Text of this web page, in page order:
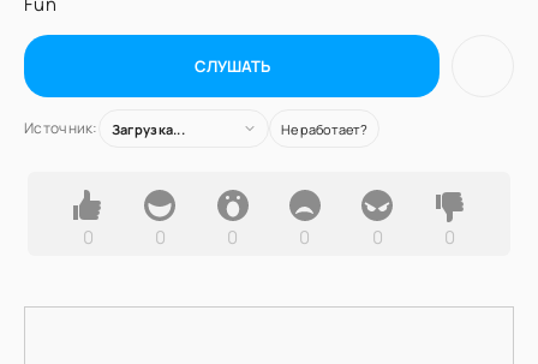
СЛУШАТЬ
Источник: Загрузка... Не работает?
0 0 0 0 0 0